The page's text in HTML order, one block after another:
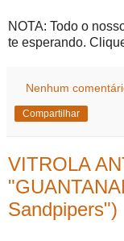
NOTA: Todo o
te esperando.
Nenhum
Compartilhar
VITROLA
Sandpipers")